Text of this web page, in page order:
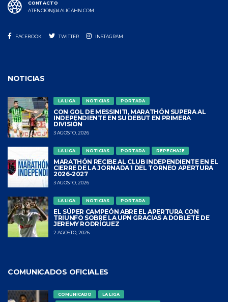
CONTACTO
ATENCION@LALIGAHN.COM
FACEBOOK TWITTER INSTAGRAM
NOTICIAS
LA LIGA NOTICIAS PORTADA
CON GOL DE MESSINITI, MARATHÓN SUPERA AL
INDEPENDIENTE EN SU DEBUT EN PRIMERA
DIVISIÓN
3 AGOSTO, 2026
LA LIGA NOTICIAS PORTADA REPECHAJE
MARATHÓN RECIBE AL CLUB INDEPENDIENTE EN EL
CIERRE DE LA JORNADA 1 DEL TORNEO APERTURA
2026-2027
3 AGOSTO, 2026
LA LIGA NOTICIAS PORTADA
EL SÚPER CAMPEÓN ABRE EL APERTURA CON
TRIUNFO SOBRE LA UPN GRACIAS A DOBLETE DE
JEREMY RODRÍGUEZ
2 AGOSTO, 2026
COMUNICADOS OFICIALES
COMUNICADO
LA LIGA